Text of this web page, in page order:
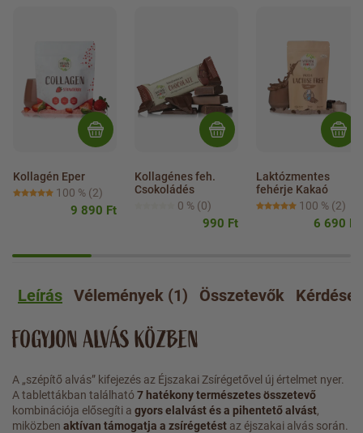
Kollagén Eper
100 % (2)
9 890 Ft
Kollagénes feh.
Csokoládés
0 % (0)
990 Ft
Laktózmentes
fehérje Kakaó
100 % (2)
6 690 Ft
Leírás Vélemények (1) Összetevők
FOGYJON ALVÁS KÖZBEN
A „szépítő alvás” kifejezés az Éjszakai Zsírégetővel új értelmet nyer.
A tablettákban található7 hatékony természetes összetevő
kombinációja elősegíti a gyors elalvást és a pihentető alvást,
miközben aktívan támogatja a zsírégetést az éjszakai alvás során.